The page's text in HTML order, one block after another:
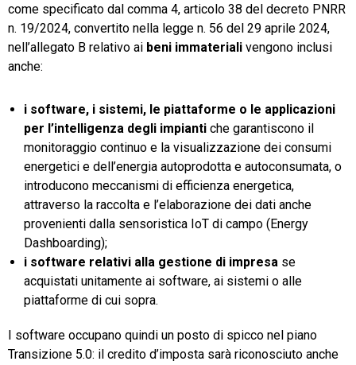
come specificato dal comma 4, articolo 38 del decreto PNRR
n. 19/2024, convertito nella legge n. 56 del 29 aprile 2024,
nell’allegato B relativo ai beni immateriali vengono inclusi
anche:
i software, i sistemi, le piattaforme o le applicazioni
per l’intelligenza degli impianti che garantiscono il
monitoraggio continuo e la visualizzazione dei consumi
energetici e dell’energia autoprodotta e autoconsumata, o
introducono meccanismi di efficienza energetica,
attraverso la raccolta e l’elaborazione dei dati anche
provenienti dalla sensoristica IoT di campo (Energy
Dashboarding);
i software relativi alla gestione di impresa se
acquistati unitamente ai software, ai sistemi o alle
piattaforme di cui sopra.
I software occupano quindi un posto di spicco nel piano
Transizione 5.0: il credito d’imposta sarà riconosciuto anche